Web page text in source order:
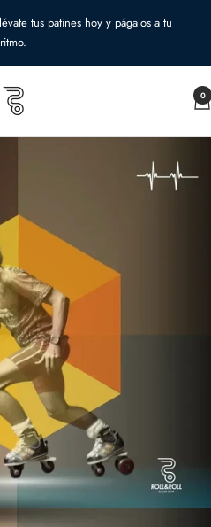
tus patines hoy y págalos a tu
ritmo.
Roll
0